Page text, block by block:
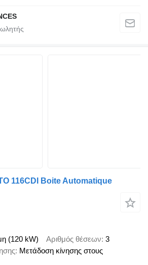
116CDI Boite Automatique
(120 kW) Αριθμός θέσεων 3
Μετάδοση κίνησης στους